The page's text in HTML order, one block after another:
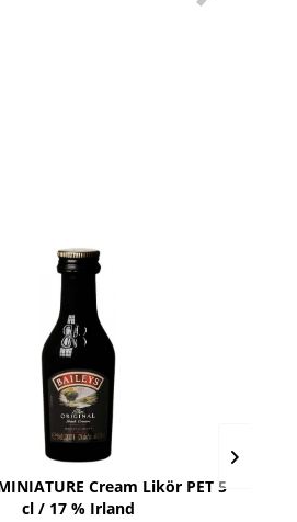
Cream Likör PET 5
cl / 17 % Irland